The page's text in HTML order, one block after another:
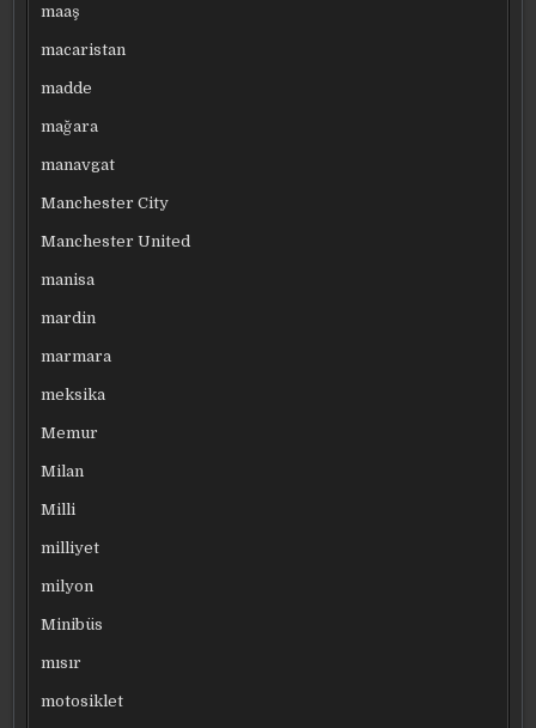
maaş
macaristan
madde
mağara
manavgat
Manchester City
Manchester United
manisa
mardin
marmara
meksika
Memur
Milan
Milli
milliyet
milyon
Minibüs
mısır
motosiklet